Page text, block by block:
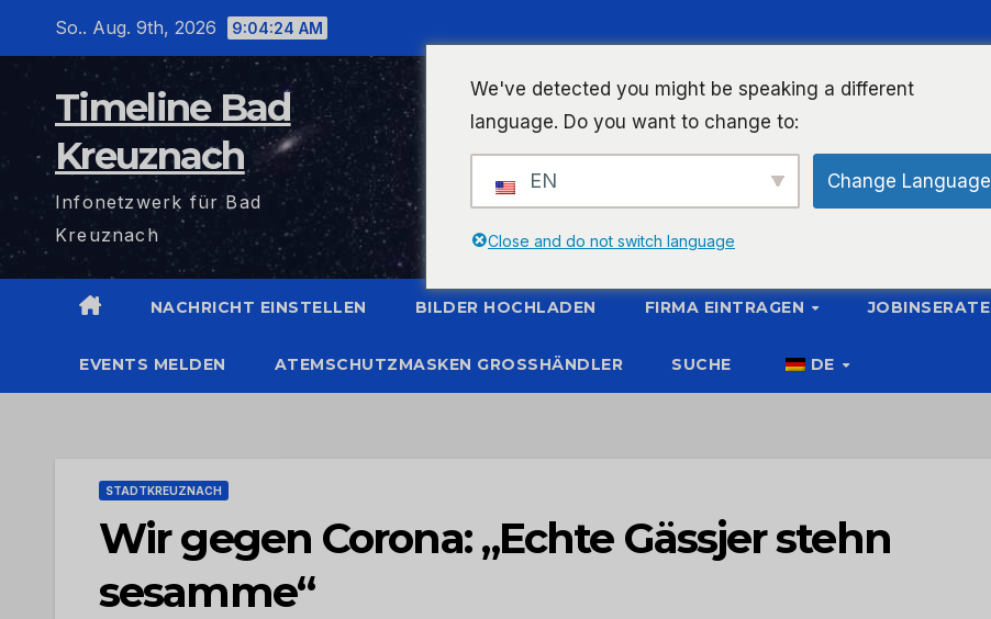
So.. Aug. 9th, 2026 9:04:24 AM
Timeline Bad
Kreuznach
Infonetzwerk für Bad
Kreuznach
NACHRICHT EINSTELLEN BILDER HOCHLADEN FIRMA EINTRAGEN JOBINSERATE
EVENTS MELDEN ATEMSCHUTZMASKEN GROSSHÄNDLER SUCHE DE
STADTKREUZNACH
Wir gegen Corona: „Echte Gässjer stehn
sesamme“
We've detected you might be speaking a different
language. Do you want to change to:
EN Change Language
Close and do not switch language